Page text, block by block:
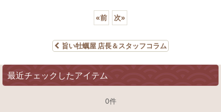
«前 次»
旨い牡蠣屋 店長＆スタッフコラム
最近チェックしたアイテム
0件